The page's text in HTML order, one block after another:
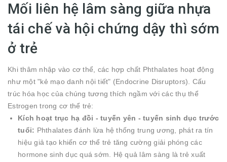
Mối liên hệ lâm sàng giữa nhựa
tái chế và hội chứng dậy thì sớm
ở trẻ
Khi thâm nhập vào cơ thể, các hợp chất Phthalates hoạt động
như một "kẻ mạo danh nội tiết" (Endocrine Disruptors). Cấu
trúc hóa học của chúng tương thích ngầm với các thụ thể
Estrogen trong cơ thể trẻ:
Kích hoạt trục hạ đồi - tuyến yên - tuyến sinh dục trước
tuổi: Phthalates đánh lừa hệ thống trung ương, phát ra tín
hiệu giả tạo khiến cơ thể trẻ tăng cường giải phóng các
hormone sinh dục quá sớm. Hệ quả lâm sàng là trẻ xuất